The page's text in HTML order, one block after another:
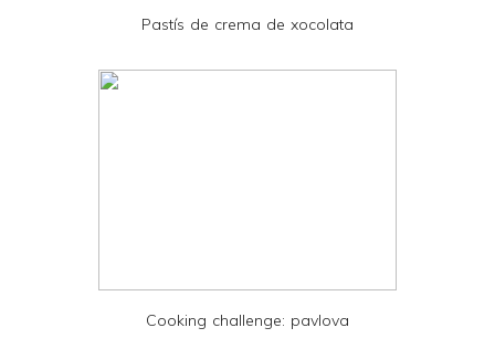
Pastís de crema de xocolata
Cooking challenge: pavlova